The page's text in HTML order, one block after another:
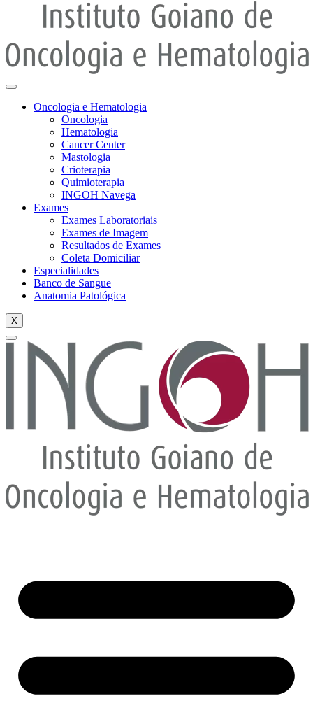
Oncologia e Hematologia
Oncologia
Hematologia
Cancer Center
Mastologia
Crioterapia
Quimioterapia
INGOH Navega
Exames
Exames Laboratoriais
Exames de Imagem
Resultados de Exames
Coleta Domiciliar
Especialidades
Banco de Sangue
Anatomia Patológica
X